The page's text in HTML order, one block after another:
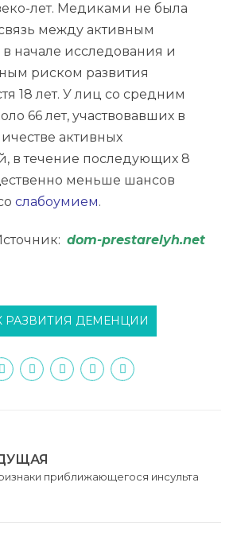
лет. Медиками не была
между активным
начале исследования и
риском развития
18 лет. У лиц со средним
66 лет, участвовавших в
активных
в течение последующих 8
меньше шансов
слабоумием.
dom-prestarelyh.net
РАЗВИТИЯ ДЕМЕНЦИИ
приближающегося инсульта